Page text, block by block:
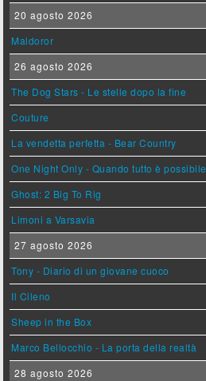
20 agosto 2026
Maldoror
26 agosto 2026
The Dog Stars - Le stelle dopo la fine
Couture
La vendetta perfetta - Bear Country
One Night Only - Quando tutto è possibile
Ghost: 2 Big To Rig
Limoni a Varsavia
27 agosto 2026
Tony - Diario di un giovane cuoco
Il Cileno
Sheep in the Box
Marco Bellocchio - La porta della realtà
28 agosto 2026